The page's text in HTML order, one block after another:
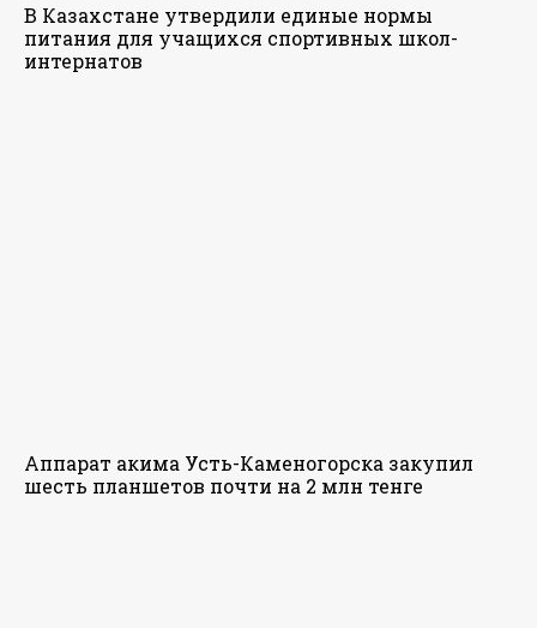
В Казахстане утвердили единые нормы
питания для учащихся спортивных школ-
интернатов
Аппарат акима Усть-Каменогорска закупил
шесть планшетов почти на 2 млн тенге